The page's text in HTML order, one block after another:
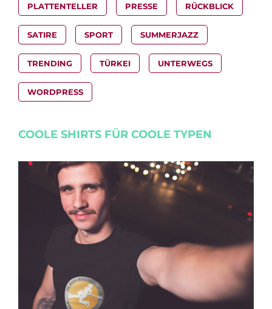
PLATTENTELLER PRESSE RÜCKBLICK
SATIRE SPORT SUMMERJAZZ
TRENDING TÜRKEI UNTERWEGS
WORDPRESS
COOLE SHIRTS FÜR COOLE TYPEN